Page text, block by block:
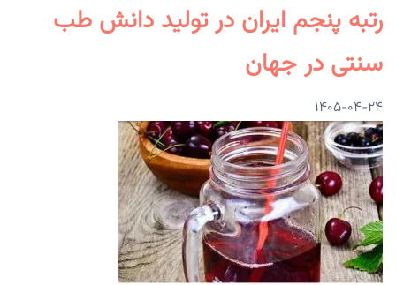
رتبه پنجم ایران در تولید دانش طب
سنتی در جهان
۱۴۰۵-۰۴-۲۴